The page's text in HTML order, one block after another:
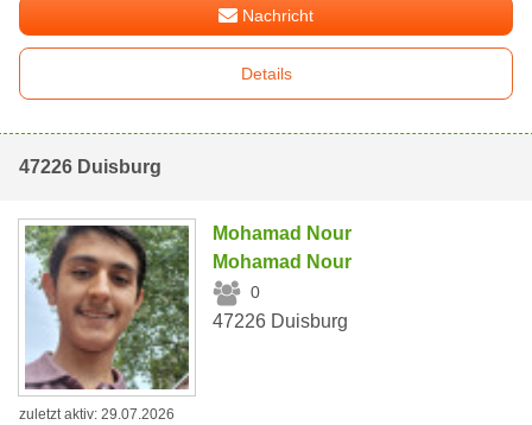
Nachricht
Details
47226 Duisburg
Mohamad Nour
Mohamad Nour
0
47226 Duisburg
zuletzt aktiv: 29.07.2026